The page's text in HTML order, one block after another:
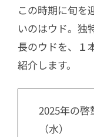
この時期に旬を
いのはウド。独
長のウドを、１
紹介します。
2025年の啓
（水）